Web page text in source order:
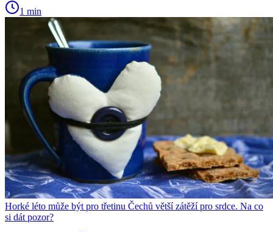
1 min
Horké léto může být pro třetinu Čechů větší zátěží pro srdce. Na co
si dát pozor?